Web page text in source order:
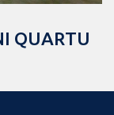
QUARTU